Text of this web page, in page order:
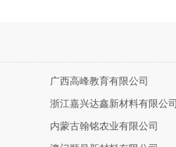
广西高峰教育有限公司
浙江嘉兴达鑫新材料有限公司
内蒙古翰铭农业有限公司